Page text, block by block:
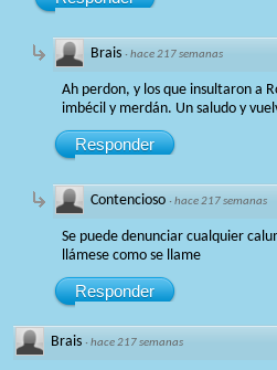
Brais ·hace 217 semanas
Ah perdon, y los que insultaron a
imbécil y merdán. Un saludo y
Responder
Contencioso ·hace 217 semanas
Se puede denunciar cualquier
llámese como se llame
Responder
Brais ·hace 217 semanas